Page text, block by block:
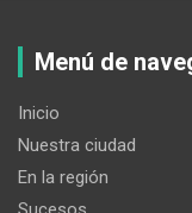
Menú de
Inicio
Nuestra ciudad
En la región